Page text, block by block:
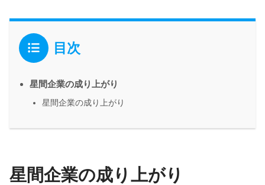
目次
星間企業の成り上がり
星間企業の成り上がり
星間企業の成り上がり